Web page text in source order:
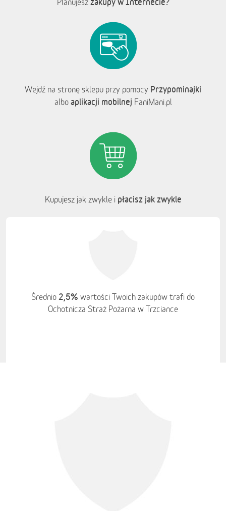
Planujesz
Wejdź na stronę sklepu przy pomocy Przypominajki
albo aplikacji mobilnej FaniMani.pl
Kupujesz jak zwykle i płacisz jak zwykle
Średnio 2,5% wartości Twoich zakupów trafi do
Ochotnicza Straż Pożarna w Trzciance